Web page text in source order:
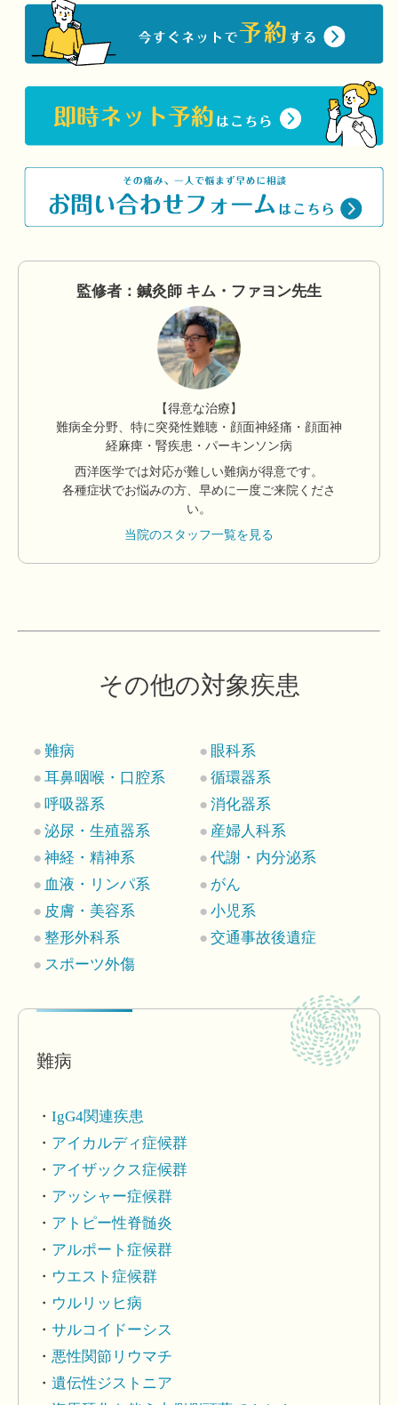
監修者：鍼灸師 キム・ファヨン先生
【得意な治療】
難病全分野、特に突発性難聴・顔面神経痛・顔面神
経麻痺・腎疾患・パーキンソン病
西洋医学では対応が難しい難病が得意です。
各種症状でお悩みの方、早めに一度ご来院くださ
い。
当院のスタッフ一覧を見る
その他の対象疾患
難病
眼科系
耳鼻咽喉・口腔系
循環器系
呼吸器系
消化器系
泌尿・生殖器系
産婦人科系
神経・精神系
代謝・内分泌系
血液・リンパ系
がん
皮膚・美容系
小児系
整形外科系
交通事故後遺症
スポーツ外傷
難病
IgG4関連疾患
アイカルディ症候群
アイザックス症候群
アッシャー症候群
アトピー性脊髄炎
アルポート症候群
ウエスト症候群
ウルリッヒ病
サルコイドーシス
悪性関節リウマチ
遺伝性ジストニア